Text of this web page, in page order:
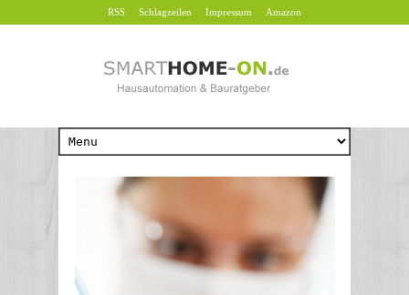
RSS Schlagzeilen Impressum Amazon